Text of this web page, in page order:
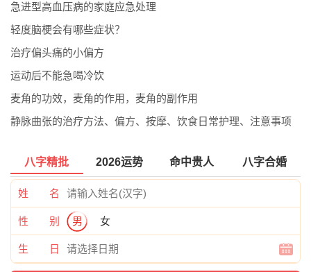
急进型高血压病的家庭应急处理
轻度脑梗会有哪些症状？
治疗偏头痛的小偏方
运动后不能急喝冷饮
麦角的功效，麦角的作用，麦角的副作用
静脉曲张的治疗方法、偏方、按摩、饮食日常护理、注意事项
八字精批 2026运势 命中贵人 八字合婚
姓 名
性 别 男 女
生 日